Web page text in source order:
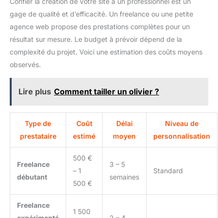
gage de qualité et d’efficacité. Un freelance ou une petite
agence web propose des prestations complètes pour un
résultat sur mesure. Le budget à prévoir dépend de la
complexité du projet. Voici une estimation des coûts moyens
observés.
Lire plus Comment tailler un olivier ?
Type de
prestataire
Coût
estimé
Délai
moyen
Niveau de
personnalisation
Freelance
débutant
500 €
– 1
500 €
3 – 5
semaines
Standard
Freelance
1 500